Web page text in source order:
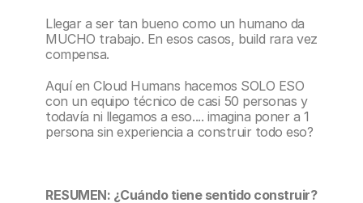
Llegar a ser tan bueno como un humano da
MUCHO trabajo. En esos casos, build rara vez
compensa.
Aquí en Cloud Humans hacemos SOLO ESO
con un equipo técnico de casi 50 personas y
todavía ni llegamos a eso.... imagina poner a 1
persona sin experiencia a construir todo eso?
RESUMEN: ¿Cuándo tiene sentido construir?